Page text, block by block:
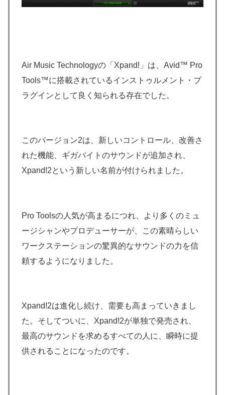
Air Music Technologyの「Xpand!」は、Avid™ Pro
Tools™に搭載されているインストゥルメント・プ
ラグインとして良く知られる存在でした。
このバージョン2は、新しいコントロール、改善さ
れた機能、ギガバイトのサウンドが追加され、
Xpand!2という新しい名前が付けられました。
Pro Toolsの人気が高まるにつれ、より多くのミュ
ージシャンやプロデューサーが、この素晴らしい
ワークステーションの驚異的なサウンドの力を信
頼するようになりました。
Xpand!2は進化し続け、需要も高まっていきまし
た。そしてついに、Xpand!2が単独で発売され、
最高のサウンドを求めるすべての人に、瞬時に提
供されることになったのです。